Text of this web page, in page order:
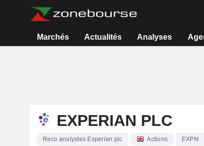
Marchés Actualités Analyses
EXPERIAN PLC
Reco analystes Experian plc Actions EXPN